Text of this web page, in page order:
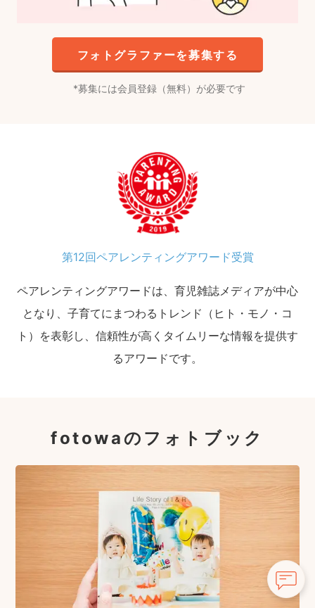
フォトグラファーを募集する
募集には会員登録（無料）が必要です
第12回ペアレンティングアワード受賞
ペアレンティングアワードは、育児雑誌メディアが中心
となり、子育てにまつわるトレンド（ヒト・モノ・コ
ト）を表彰し、信頼性が高くタイムリーな情報を提供す
るアワードです。
fotowaのフォトブック